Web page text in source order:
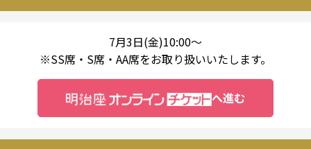
7月3日(金)10:00～
※SS席・S席・AA席をお取り扱いいたします。
へ進む